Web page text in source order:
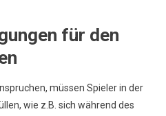
für den
müssen Spieler in der
wie z.B. sich während des